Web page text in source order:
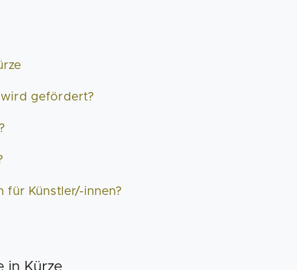
gefördert?
für Künstler/-innen?
in Kürze